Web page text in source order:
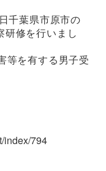
千葉県市原市の
研修を行いまし
等を有する男子受
index/794